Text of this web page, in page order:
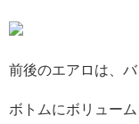
前後のエアロは、バ
ボトムにボリュー